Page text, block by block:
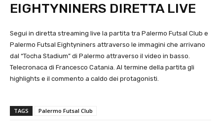
EIGHTYNINERS DIRETTA LIVE
Segui in diretta streaming live la partita tra Palermo Futsal Club e
Palermo Futsal Eightyniners attraverso le immagini che arrivano
dal “Tocha Stadium” di Palermo attraverso il video in basso.
Telecronaca di Francesco Catania. Al termine della partita gli
highlights e il commento a caldo dei protagonisti.
TAGS Palermo Futsal Club